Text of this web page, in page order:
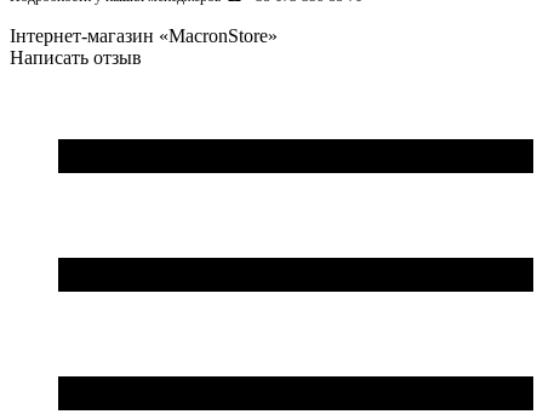
Інтернет-магазин «MacronStore»
Написать отзыв